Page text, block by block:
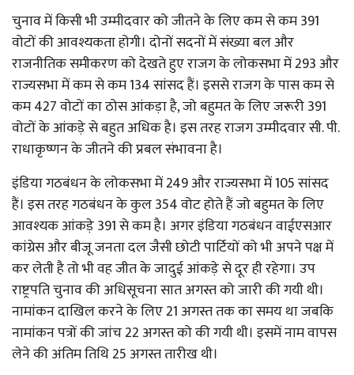
चुनाव में किसी भी उम्मीदवार को जीतने के लिए कम से कम 391
वोटों की आवश्यकता होगी। दोनों सदनों में संख्या बल और
राजनीतिक समीकरण को देखते हुए राजग के लोकसभा में 293 और
राज्यसभा में कम से कम 134 सांसद हैं। इससे राजग के पास कम से
कम 427 वोटों का ठोस आंकड़ा है, जो बहुमत के लिए जरूरी 391
वोटों के आंकड़े से बहुत अधिक है। इस तरह राजग उम्मीदवार सी. पी.
राधाकृष्णन के जीतने की प्रबल संभावना है।
इंडिया गठबंधन के लोकसभा में 249 और राज्यसभा में 105 सांसद
हैं। इस तरह गठबंधन के कुल 354 वोट होते हैं जो बहुमत के लिए
आवश्यक आंकड़े 391 से कम है। अगर इंडिया गठबंधन वाईएसआर
कांग्रेस और बीजू जनता दल जैसी छोटी पार्टियों को भी अपने पक्ष में
कर लेती है तो भी वह जीत के जादुई आंकड़े से दूर ही रहेगा। उप
राष्ट्रपति चुनाव की अधिसूचना सात अगस्त को जारी की गयी थी।
नामांकन दाखिल करने के लिए 21 अगस्त तक का समय था जबकि
नामांकन पत्रों की जांच 22 अगस्त को की गयी थी। इसमें नाम वापस
लेने की अंतिम तिथि 25 अगस्त तारीख थी।